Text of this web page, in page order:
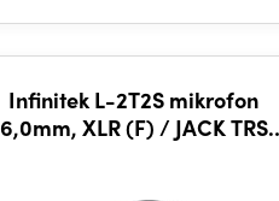
Infinitek L-2T2S mikrofon
6,0mm, XLR (F) / JACK TRS